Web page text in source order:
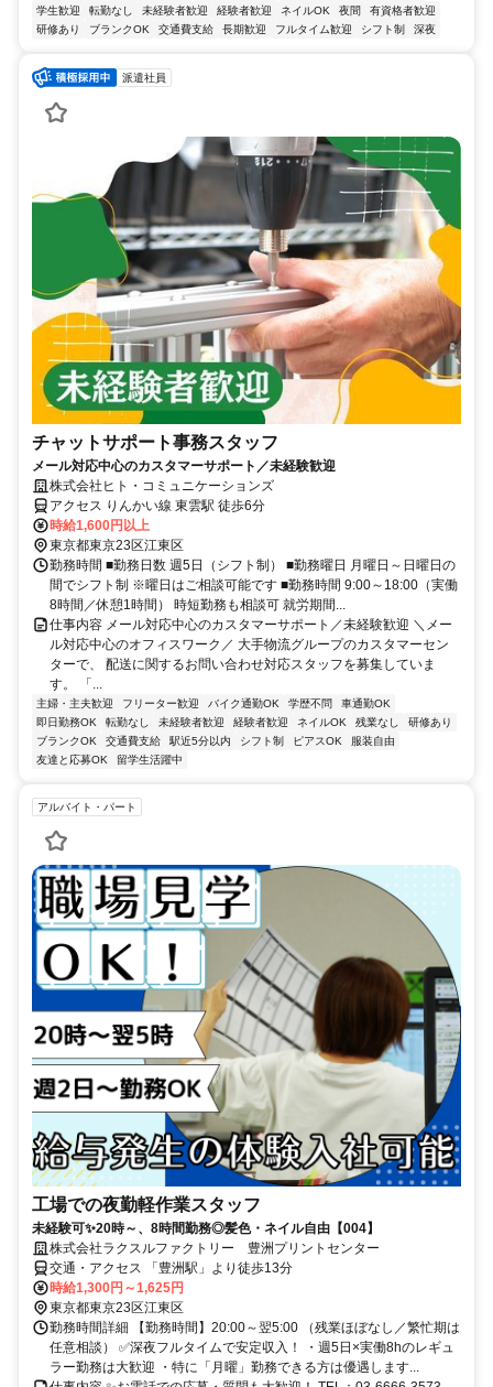
学生歓迎
転勤なし 未経験者歓迎 経験者歓迎 ネイルOK 夜間
有資格者歓迎
研修あり
ブランクOK 交通費支給 長期歓迎 フルタイム歓迎 シフト制 深夜
派遣社員
チャットサポート事務スタッフ
メール対応中心のカスタマーサポート／未経験歓迎
株式会社ヒト・コミュニケーションズ
アクセス りんかい線 東雲駅 徒歩6分
時給1,600円以上
東京都東京23区江東区
勤務時間 ■勤務日数 週5日（シフト制） ■勤務曜日 月曜日～日曜日の
間でシフト制 ※曜日はご相談可能です ■勤務時間 9:00～18:00（実働
8時間／休憩1時間） 時短勤務も相談可 就労期間...
仕事内容 メール対応中心のカスタマーサポート／未経験歓迎 ＼メー
ル対応中心のオフィスワーク／ 大手物流グループのカスタマーセン
ターで、 配送に関するお問い合わせ対応スタッフを募集していま
す。 「...
主婦・主夫歓迎 フリーター歓迎 バイク通勤OK 学歴不問
車通勤OK
即日勤務OK
転勤なし 未経験者歓迎 経験者歓迎 ネイルOK 残業なし
研修あり
ブランクOK
交通費支給 駅近5分以内 シフト制 ピアスOK
服装自由
友達と応募OK
留学生活躍中
アルバイト・パート
工場での夜勤軽作業スタッフ
未経験可✨20時～、8時間勤務◎髪色・ネイル自由【004】
株式会社ラクスルファクトリー 豊洲プリントセンター
交通・アクセス 「豊洲駅」より徒歩13分
時給1,300円～1,625円
東京都東京23区江東区
勤務時間詳細 【勤務時間】20:00～翌5:00 （残業ほぼなし／繁忙期は
任意相談） ✅深夜フルタイムで安定収入！ ・週5日×実働8hのレギュ
ラー勤務は大歓迎 ・特に「月曜」勤務できる方は優遇します...